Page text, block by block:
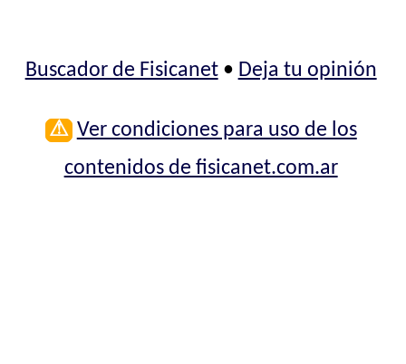
Buscador de Fisicanet• Deja tu opinión
⚠ Ver condiciones para uso de los
contenidos de fisicanet.com.ar